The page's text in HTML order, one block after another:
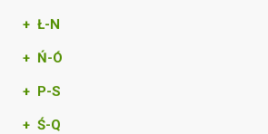
+ Ł-N
+ Ń-Ó
+ P-S
+ Ś-Q